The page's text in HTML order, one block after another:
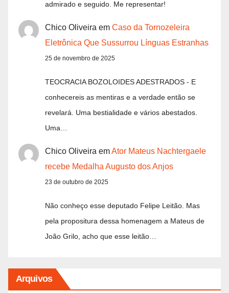
admirado e seguido. Me representar!
Chico Oliveira em Caso da Tornozeleira
Eletrônica Que Sussurrou Línguas Estranhas
25 de novembro de 2025
TEOCRACIA BOZOLOIDES ADESTRADOS - E
conhecereis as mentiras e a verdade então se
revelará. Uma bestialidade e vários abestados.
Uma…
Chico Oliveira emAtor Mateus Nachtergaele
recebe Medalha Augusto dos Anjos
23 de outubro de 2025
Não conheço esse deputado Felipe Leitão. Mas
pela propositura dessa homenagem a Mateus de
João Grilo, acho que esse leitão…
Arquivos